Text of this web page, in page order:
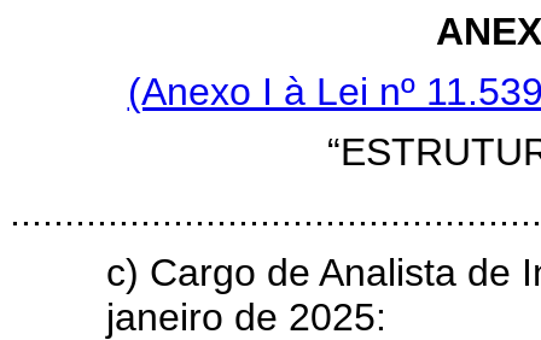
(Anexo I à Lei nº
c) Cargo de Analista de
janeiro de 2025: